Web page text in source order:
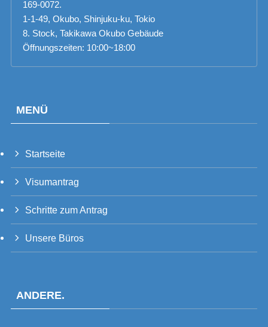
169-0072.
1-1-49, Okubo, Shinjuku-ku, Tokio
8. Stock, Takikawa Okubo Gebäude
Öffnungszeiten: 10:00~18:00
MENÜ
Startseite
Visumantrag
Schritte zum Antrag
Unsere Büros
ANDERE.
TH
PT_BR